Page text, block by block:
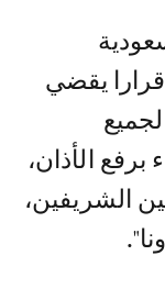
قرارا يقضي
الأذان،
الشريفين،